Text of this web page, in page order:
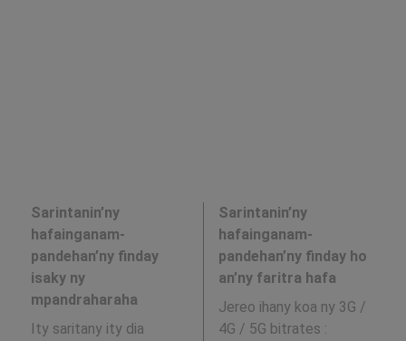
Sarintanin’ny
hafainganam-
pandehan’ny finday
isaky ny
mpandraharaha
Ity saritany ity dia
Sarintanin’ny
hafainganam-
pandehan’ny finday ho
an’ny faritra hafa
Jereo ihany koa ny 3G /
4G / 5G bitrates :